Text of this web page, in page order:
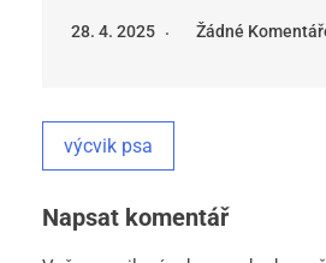
28. 4. 2025 Žádné
výcvik psa
Napsat komentář